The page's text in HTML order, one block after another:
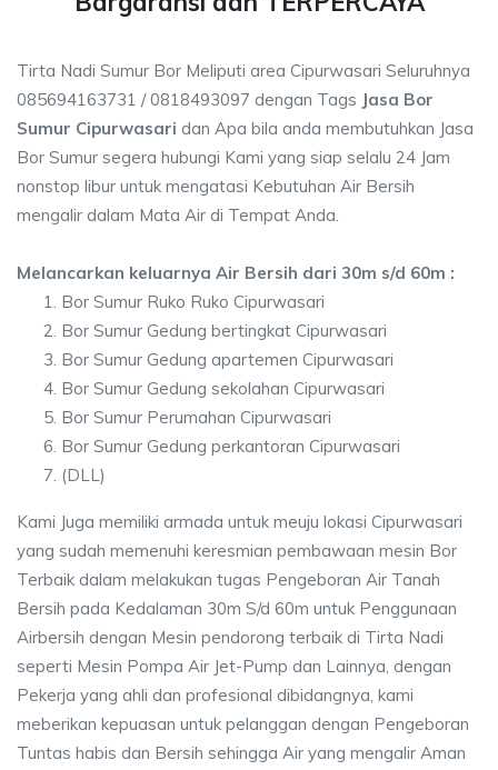
Tirta Nadi Sumur Bor Meliputi area Cipurwasari Seluruhnya
085694163731 / 0818493097 dengan Tags Jasa Bor
Sumur Cipurwasari dan Apa bila anda membutuhkan Jasa
Bor Sumur segera hubungi Kami yang siap selalu 24 Jam
nonstop libur untuk mengatasi Kebutuhan Air Bersih
mengalir dalam Mata Air di Tempat Anda.
Melancarkan keluarnya Air Bersih dari 30m s/d 60m :
Bor Sumur Ruko Ruko Cipurwasari
Bor Sumur Gedung bertingkat Cipurwasari
Bor Sumur Gedung apartemen Cipurwasari
Bor Sumur Gedung sekolahan Cipurwasari
Bor Sumur Perumahan Cipurwasari
Bor Sumur Gedung perkantoran Cipurwasari
(DLL)
Kami Juga memiliki armada untuk meuju lokasi Cipurwasari
yang sudah memenuhi keresmian pembawaan mesin Bor
Terbaik dalam melakukan tugas Pengeboran Air Tanah
Bersih pada Kedalaman 30m S/d 60m untuk Penggunaan
Airbersih dengan Mesin pendorong terbaik di Tirta Nadi
seperti Mesin Pompa Air Jet-Pump dan Lainnya, dengan
Pekerja yang ahli dan profesional dibidangnya, kami
meberikan kepuasan untuk pelanggan dengan Pengeboran
Tuntas habis dan Bersih sehingga Air yang mengalir Aman